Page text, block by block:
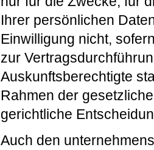
Ihrer persönlichen
Einwilligung nicht,
zur
Auskunftsberechtigte
Rahmen der
gerichtliche
Auch den